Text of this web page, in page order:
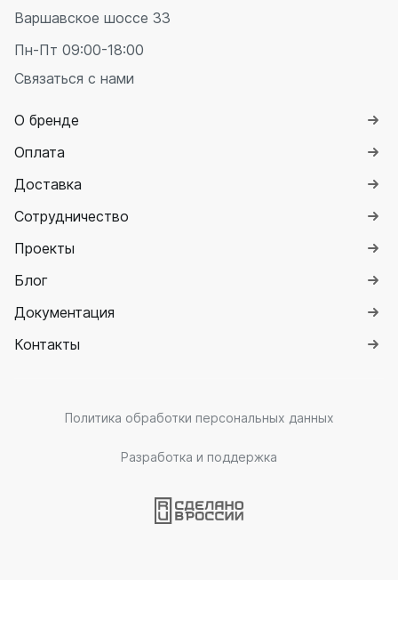
Варшавское шоссе 33
Пн-Пт 09:00-18:00
Связаться с нами
О бренде
Оплата
Доставка
Сотрудничество
Проекты
Блог
Документация
Контакты
Политика обработки персональных данных
Разработка и поддержка